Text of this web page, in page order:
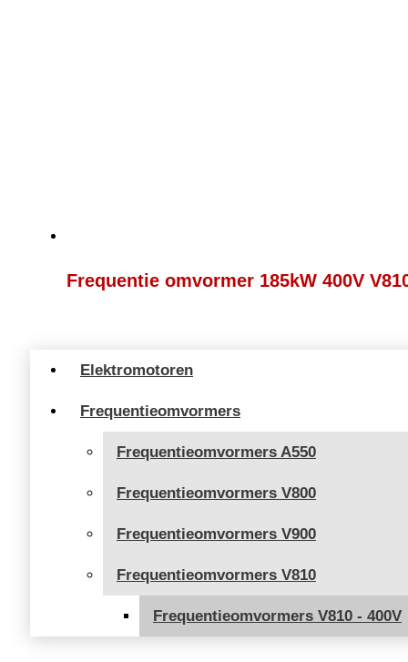
Elektromotoren
Frequentieomvormers
Frequentieomvormers A550
Frequentieomvormers V800
Frequentieomvormers V900
Frequentieomvormers V810
Frequentieomvormers V810 - 400V
Frequentie omvormer 185kW 400V